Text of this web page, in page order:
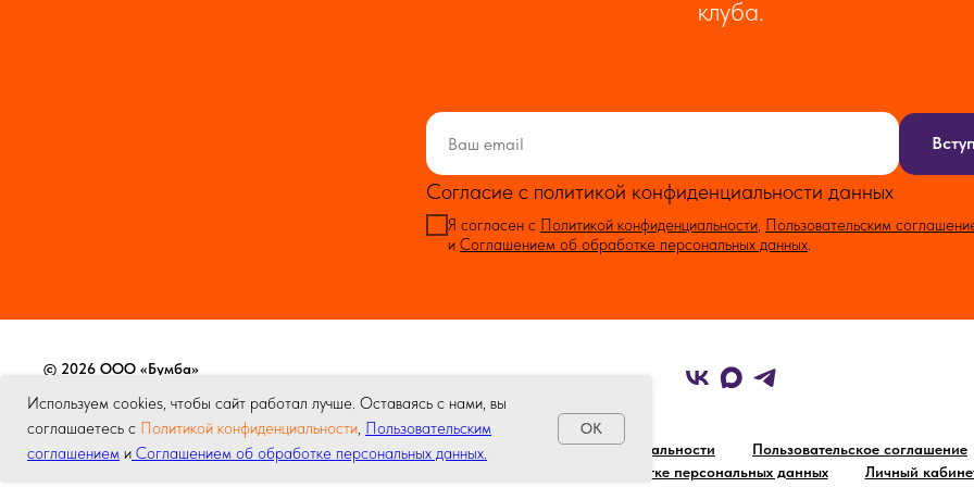
Используем cookies, чтобы сайт работал лучше. Оставаясь с нами, вы
соглашаетесь с Политикой конфиденциальности, Пользовательским
соглашением и Соглашением об обработке персональных данных.
OK
клуба.
Согласие с политикой конфиденциальности данных
Я согласен с Политикой конфиденциальности, Пользовательским
и Соглашением об обработке персональных данных.
© 2026 ООО «Бумба»
Политика конфиденциальности
Пользовательское соглашение
Соглашение об обработке персональных данных
Личный